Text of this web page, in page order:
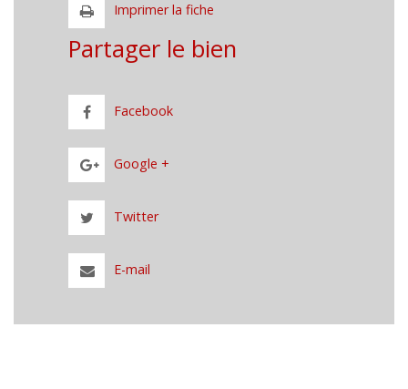
Imprimer la fiche
Partager le bien
Facebook
Google +
Twitter
E-mail